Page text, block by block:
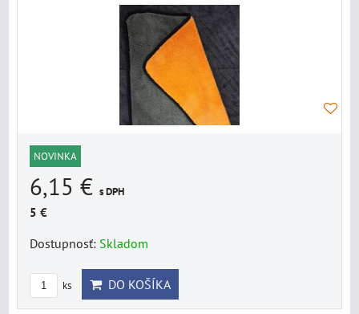
NOVINKA
6,15 € s DPH
5 €
Dostupnosť: Skladom
ks DO KOŠÍKA